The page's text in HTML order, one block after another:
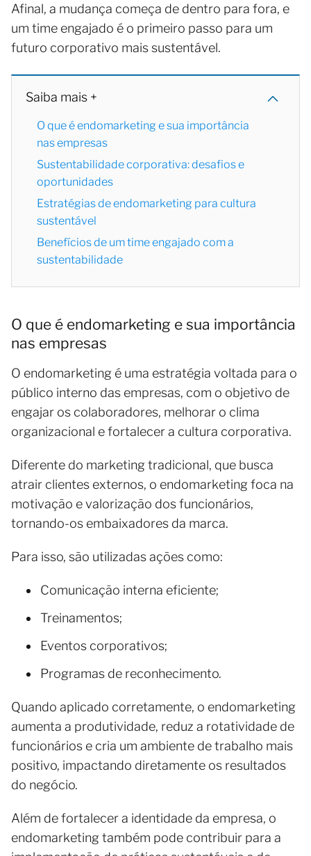
Afinal, a mudança começa de dentro para fora, e
um time engajado é o primeiro passo para um
futuro corporativo mais sustentável.
Saiba mais +
O que é endomarketing e sua importância
nas empresas
Sustentabilidade corporativa: desafios e
oportunidades
Estratégias de endomarketing para cultura
sustentável
Benefícios de um time engajado com a
sustentabilidade
O que é endomarketing e sua importância
nas empresas
O endomarketing é uma estratégia voltada para o
público interno das empresas, com o objetivo de
engajar os colaboradores, melhorar o clima
organizacional e fortalecer a cultura corporativa.
Diferente do marketing tradicional, que busca
atrair clientes externos, o endomarketing foca na
motivação e valorização dos funcionários,
tornando-os embaixadores da marca.
Para isso, são utilizadas ações como:
Comunicação interna eficiente;
Treinamentos;
Eventos corporativos;
Programas de reconhecimento.
Quando aplicado corretamente, o endomarketing
aumenta a produtividade, reduz a rotatividade de
funcionários e cria um ambiente de trabalho mais
positivo, impactando diretamente os resultados
do negócio.
Além de fortalecer a identidade da empresa, o
endomarketing também pode contribuir para a